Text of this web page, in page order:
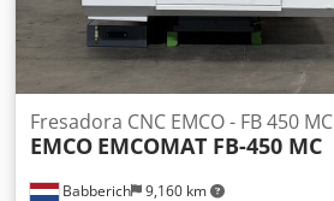
Babberich 9,160 km
Fresadora CNC EMCO - FB 450 MC
EMCO EMCOMAT FB-450 MC